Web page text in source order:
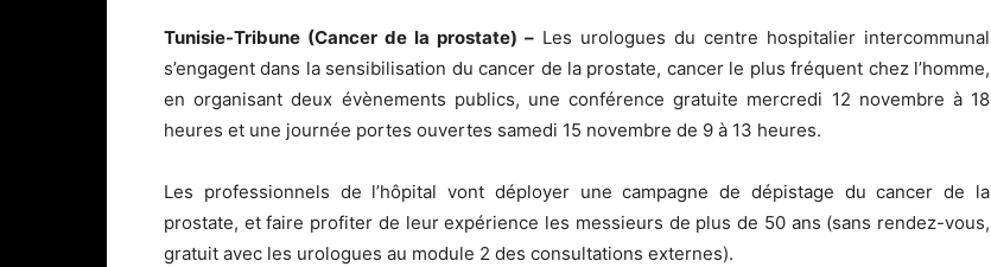
Tunisie-Tribune (Cancer de la prostate) – Les urologues du centre hospitalier intercommunal
s’engagent dans la sensibilisation du cancer de la prostate, cancer le plus fréquent chez l’homme,
en organisant deux évènements publics, une conférence gratuite mercredi 12 novembre à 18
heures et une journée portes ouvertes samedi 15 novembre de 9 à 13 heures.
Les professionnels de l’hôpital vont déployer une campagne de dépistage du cancer de la
prostate, et faire profiter de leur expérience les messieurs de plus de 50 ans (sans rendez-vous,
gratuit avec les urologues au module 2 des consultations externes).